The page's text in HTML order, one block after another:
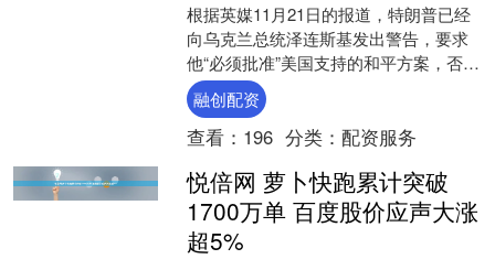
根据英媒11月21日的报道，特朗普已经
向乌克兰总统泽连斯基发出警告，要求
他“必须批准”美国支持的和平方案，否则
将面临后果。在一次白宫的讲话中，特
朗普对泽连斯基施....
融创配资
查看： 196 分类： 配资服务
悦倍网 萝卜快跑累计突破
1700万单 百度股价应声大涨
超5%